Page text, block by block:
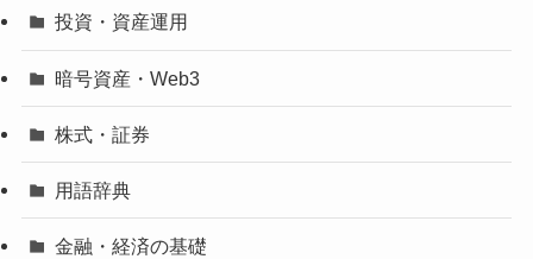
投資・資産運用
暗号資産・Web3
株式・証券
用語辞典
金融・経済の基礎